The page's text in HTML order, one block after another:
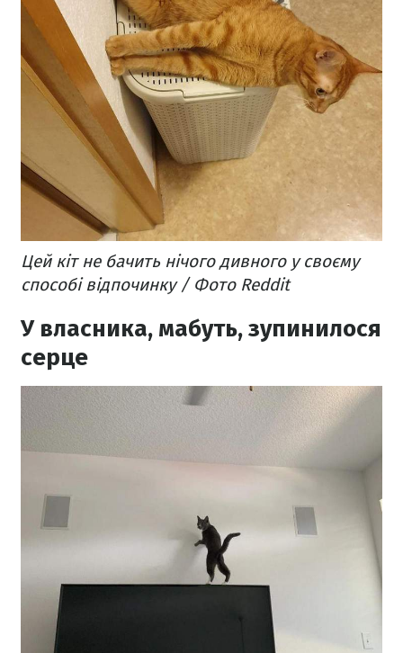
Цей кіт не бачить нічого дивного у своєму
способі відпочинку / Фото Reddit
У власника, мабуть, зупинилося
серце